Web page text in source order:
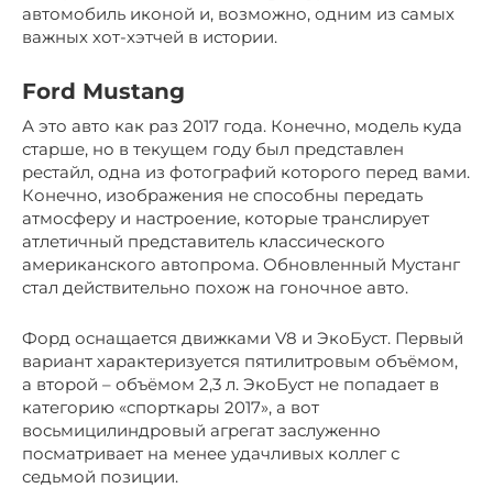
автомобиль иконой и, возможно, одним из самых
важных хот-хэтчей в истории.
Ford Mustang
А это авто как раз 2017 года. Конечно, модель куда
старше, но в текущем году был представлен
рестайл, одна из фотографий которого перед вами.
Конечно, изображения не способны передать
атмосферу и настроение, которые транслирует
атлетичный представитель классического
американского автопрома. Обновленный Мустанг
стал действительно похож на гоночное авто.
Форд оснащается движками V8 и ЭкоБуст. Первый
вариант характеризуется пятилитровым объёмом,
а второй – объёмом 2,3 л. ЭкоБуст не попадает в
категорию «спорткары 2017», а вот
восьмицилиндровый агрегат заслуженно
посматривает на менее удачливых коллег с
седьмой позиции.